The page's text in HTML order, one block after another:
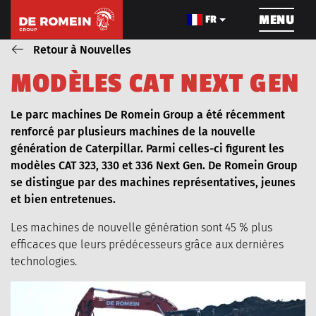
FR MENU
CONSTRUCTION DE
PIPELINE
LE CÂBLAGE
À PROPOS DE NOUS
LES MACHINES
NOUVELLES VIDEOS
Retour à Nouvelles
MODÈLES CAT NEXT GEN
Le parc machines De Romein Group a été récemment
renforcé par plusieurs machines de la nouvelle
génération de Caterpillar. Parmi celles-ci figurent les
modèles CAT 323, 330 et 336 Next Gen. De Romein Group
se distingue par des machines représentatives, jeunes
et bien entretenues.
Les machines de nouvelle génération sont 45 % plus
efficaces que leurs prédécesseurs grâce aux dernières
technologies.